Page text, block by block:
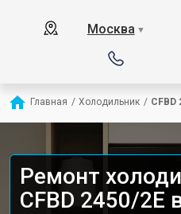
Москва ▼
Главная / Холодильник / CFBD
Ремонт
CFBD 2450/2E